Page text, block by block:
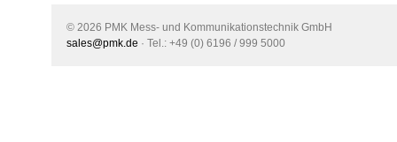
© 2026 PMK Mess- und Kommunikationstechnik GmbH
sales@pmk.de · Tel.: +49 (0) 6196 / 999 5000